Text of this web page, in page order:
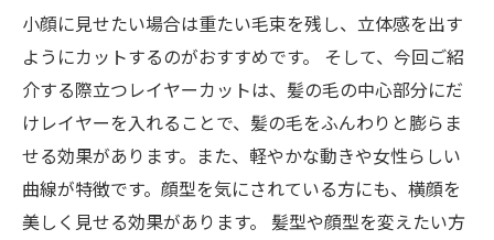
小顔に見せたい場合は重たい毛束を残し、立体感を出す
ようにカットするのがおすすめです。 そして、今回ご紹
介する際立つレイヤーカットは、髪の毛の中心部分にだ
けレイヤーを入れることで、髪の毛をふんわりと膨らま
せる効果があります。また、軽やかな動きや女性らしい
曲線が特徴です。顔型を気にされている方にも、横顔を
美しく見せる効果があります。 髪型や顔型を変えたい方